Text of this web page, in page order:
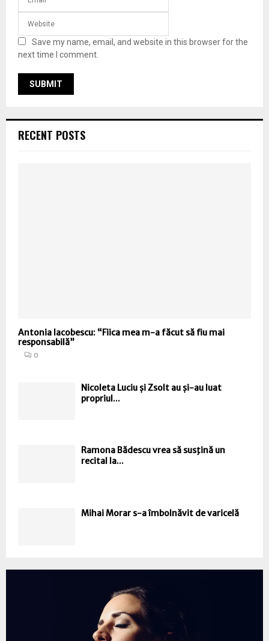
Save my name, email, and website in this browser for the
next time I comment.
RECENT POSTS
Antonia Iacobescu: “Fiica mea m-a făcut să fiu mai
responsabilă”
0
Nicoleta Luciu și Zsolt au și-au luat
propriul...
Ramona Bădescu vrea să susţină un
recital la...
Mihai Morar s-a îmbolnăvit de varicelă